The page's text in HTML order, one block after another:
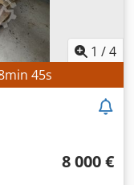
funcionamento:
1 /4
min 43s
8 000 €